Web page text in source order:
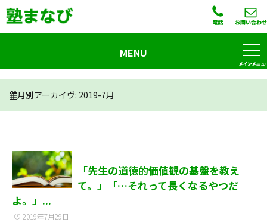
月別アーカイヴ: 2019-7月
「先生の道徳的価値観の基盤を教え
て。」「…それって長くなるやつだ
よ。」...
2019年7月29日
MENU